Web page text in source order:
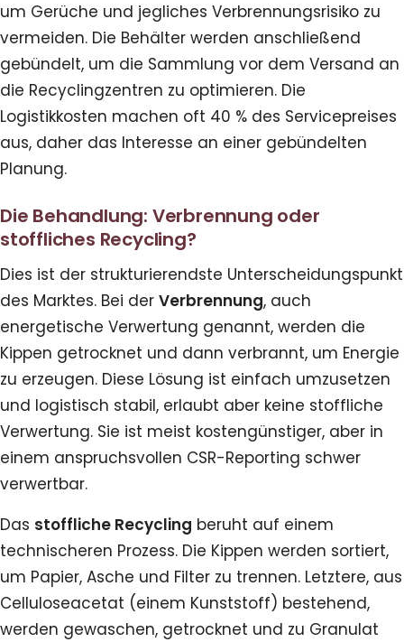
um Gerüche und jegliches Verbrennungsrisiko zu
vermeiden. Die Behälter werden anschließend
gebündelt, um die Sammlung vor dem Versand an
die Recyclingzentren zu optimieren. Die
Logistikkosten machen oft 40 % des Servicepreises
aus, daher das Interesse an einer gebündelten
Planung.
Die Behandlung: Verbrennung oder
stoffliches Recycling?
Dies ist der strukturierendste Unterscheidungspunkt
des Marktes. Bei der Verbrennung, auch
energetische Verwertung genannt, werden die
Kippen getrocknet und dann verbrannt, um Energie
zu erzeugen. Diese Lösung ist einfach umzusetzen
und logistisch stabil, erlaubt aber keine stoffliche
Verwertung. Sie ist meist kostengünstiger, aber in
einem anspruchsvollen CSR-Reporting schwer
verwertbar.
Das stoffliche Recycling beruht auf einem
technischeren Prozess. Die Kippen werden sortiert,
um Papier, Asche und Filter zu trennen. Letztere, aus
Celluloseacetat (einem Kunststoff) bestehend,
werden gewaschen, getrocknet und zu Granulat